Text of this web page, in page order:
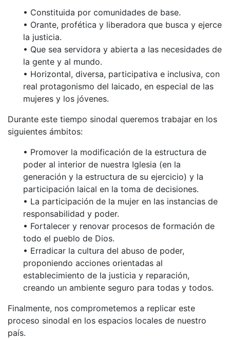
• Constituida por comunidades de base.
• Orante, profética y liberadora que busca y ejerce
la justicia.
• Que sea servidora y abierta a las necesidades de
la gente y al mundo.
• Horizontal, diversa, participativa e inclusiva, con
real protagonismo del laicado, en especial de las
mujeres y los jóvenes.
Durante este tiempo sinodal queremos trabajar en los
siguientes ámbitos:
• Promover la modificación de la estructura de
poder al interior de nuestra Iglesia (en la
generación y la estructura de su ejercicio) y la
participación laical en la toma de decisiones.
• La participación de la mujer en las instancias de
responsabilidad y poder.
• Fortalecer y renovar procesos de formación de
todo el pueblo de Dios.
• Erradicar la cultura del abuso de poder,
proponiendo acciones orientadas al
establecimiento de la justicia y reparación,
creando un ambiente seguro para todas y todos.
Finalmente, nos comprometemos a replicar este
proceso sinodal en los espacios locales de nuestro
país.